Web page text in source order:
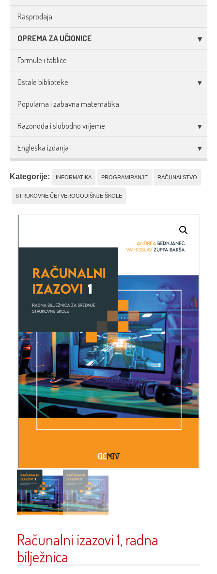
Rasprodaja
OPREMA ZA UČIONICE
Formule i tablice
Ostale biblioteke
Popularna i zabavna matematika
Razonoda i slobodno vrijeme
Engleska izdanja
Kategorije: INFORMATIKA PROGRAMIRANJE RAČUNALSTVO
STRUKOVNE ČETVEROGODIŠNJE ŠKOLE
Računalni izazovi 1, radna
bilježnica